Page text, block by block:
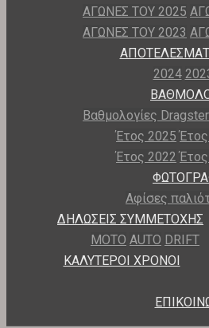
ΑΓΩΝΕΣ ΤΟΥ 2025
ΑΓΩΝΕΣ ΤΟΥ 2023
2024
Βαθμολογίες Dragster
Έτος 2025
Έτος 2022
Αφίσες
ΔΗΛΩΣΕΙΣ ΣΥΜΜΕΤΟΧΗΣ
ΜΟΤΟ AUTO DRIFT
ΚΑΛΥΤΕΡΟΙ ΧΡΟΝΟΙ